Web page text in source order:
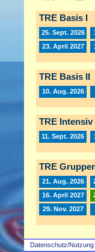
Datenschutz/Nutzung
TRE Basis I
25. Sept. 2026
23. April 2027
TRE Basis II
10. Aug. 2026
TRE Intensiv
11. Sept. 2026
TRE
21. Aug. 2026
16. April 2027
29. Nov. 2027